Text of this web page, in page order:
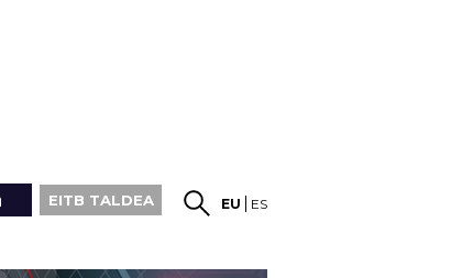
EITB TALDEA EU ES